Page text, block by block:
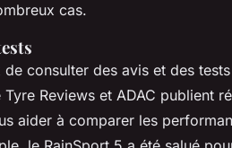
cas.
consulter des avis et des
Tyre Reviews et ADAC publient
aider à comparer les